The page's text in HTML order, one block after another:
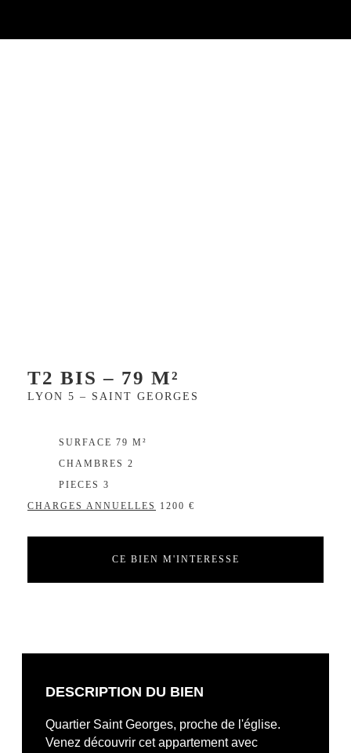
T2 BIS – 79 M²
LYON 5 – SAINT GEORGES
SURFACE 79 M²
CHAMBRES 2
PIECES 3
CHARGES ANNUELLES
1200 €
CE BIEN M'INTERESSE
DESCRIPTION DU BIEN
Quartier Saint Georges, proche de l'église.
Venez découvrir cet appartement avec